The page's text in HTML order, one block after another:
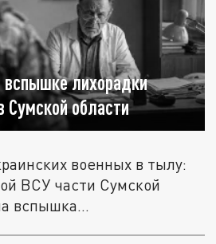
вспышке лихорадки
Сумской области
военных в тылу:
ВСУ части Сумской
вспышка...